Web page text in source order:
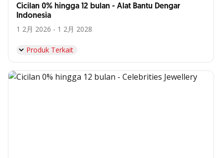
Cicilan 0% hingga 12 bulan - Alat Bantu Dengar
Indonesia
1 2月 2026 - 1 2月 2028
Produk Terkait